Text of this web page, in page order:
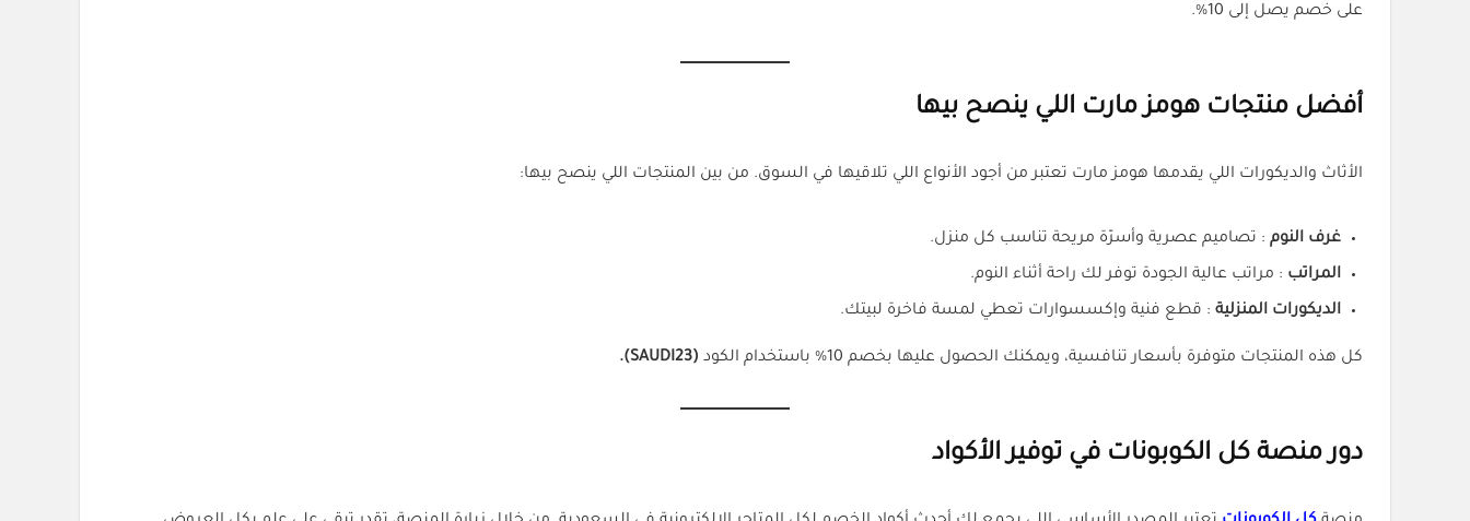
على خصم يصل إلى 10%.
أفضل منتجات هومز مارت اللي ينصح بيها
الأثاث والديكورات اللي يقدمها هومز مارت تعتبر من أجود الأنواع اللي تلاقيها في السوق. من بين المنتجات اللي ينصح بيها:
غرف النوم : تصاميم عصرية وأسرّة مريحة تناسب كل منزل.
المراتب : مراتب عالية الجودة توفر لك راحة أثناء النوم.
الديكورات المنزلية : قطع فنية وإكسسوارات تعطي لمسة فاخرة لبيتك.
كل هذه المنتجات متوفرة بأسعار تنافسية، ويمكنك الحصول عليها بخصم 10% باستخدام الكود (SAUDI23).
دور منصة كل الكوبونات في توفير الأكواد